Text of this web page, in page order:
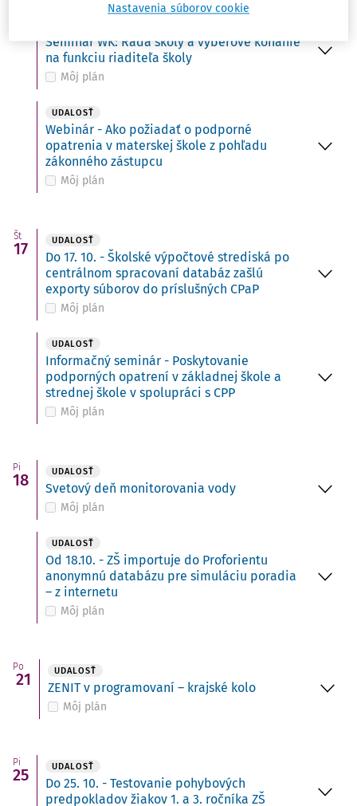
Seminár WK: Rada školy a výberové konanie
na funkciu riaditeľa školy
Môj plán
UDALOSŤ
Webinár - Ako požiadať o podporné
opatrenia v materskej škole z pohľadu
zákonného zástupcu
Môj plán
Št
17 UDALOSŤ
Do 17. 10. - Školské výpočtové strediská po
centrálnom spracovaní databáz zašlú
exporty súborov do príslušných CPaP
Môj plán
UDALOSŤ
Informačný seminár - Poskytovanie
podporných opatrení v základnej škole a
strednej škole v spolupráci s CPP
Môj plán
Pi
18 UDALOSŤ
Svetový deň monitorovania vody
Môj plán
UDALOSŤ
Od 18.10. - ZŠ importuje do Proforientu
anonymnú databázu pre simuláciu poradia
– z internetu
Môj plán
Po
21 UDALOSŤ
ZENIT v programovaní – krajské kolo
Môj plán
Pi
25 UDALOSŤ
Do 25. 10. - Testovanie pohybových
predpokladov žiakov 1. a 3. ročníka ZŠ
Nastavenia súborov cookie